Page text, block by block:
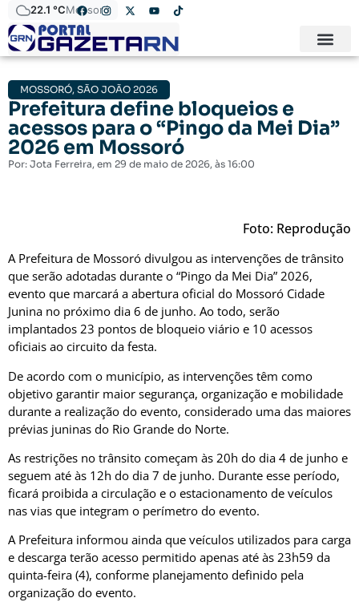
22.1 °CMossoró
MOSSORÓ, SÃO JOÃO 2026
Prefeitura define bloqueios e
acessos para o “Pingo da Mei Dia”
2026 em Mossoró
Por: Jota Ferreira, em 29 de maio de 2026, às 16:00
Foto: Reprodução
A Prefeitura de Mossoró divulgou as intervenções de trânsito
que serão adotadas durante o “Pingo da Mei Dia” 2026,
evento que marcará a abertura oficial do Mossoró Cidade
Junina no próximo dia 6 de junho. Ao todo, serão
implantados 23 pontos de bloqueio viário e 10 acessos
oficiais ao circuito da festa.
De acordo com o município, as intervenções têm como
objetivo garantir maior segurança, organização e mobilidade
durante a realização do evento, considerado uma das maiores
prévias juninas do Rio Grande do Norte.
As restrições no trânsito começam às 20h do dia 4 de junho e
seguem até às 12h do dia 7 de junho. Durante esse período,
ficará proibida a circulação e o estacionamento de veículos
nas vias que integram o perímetro do evento.
A Prefeitura informou ainda que veículos utilizados para carga
e descarga terão acesso permitido apenas até às 23h59 da
quinta-feira (4), conforme planejamento definido pela
organização do evento.